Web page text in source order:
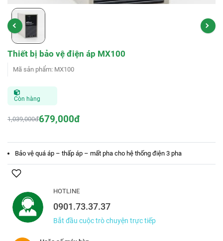
Thiết bị bảo vệ điện áp MX100
Mã sản phẩm: MX100
Còn hàng
1,039,000đ679,000đ
Bảo vệ quá áp – thấp áp – mất pha cho hệ thống điện 3 pha
HOTLINE
0901.73.37.37
Bắt đầu cuộc trò chuyện trực tiếp